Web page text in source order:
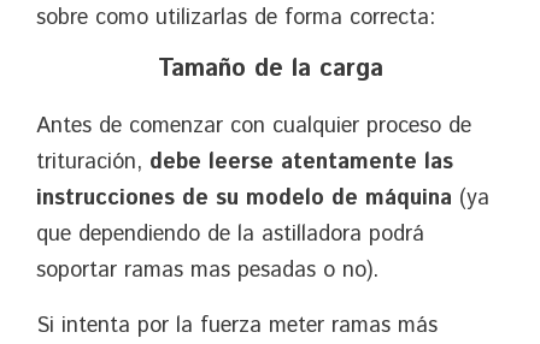
sobre como utilizarlas de forma correcta:
Tamaño de la carga
Antes de comenzar con cualquier proceso de
trituración, debe leerse atentamente las
instrucciones de su modelo de máquina (ya
que dependiendo de la astilladora podrá
soportar ramas mas pesadas o no).
Si intenta por la fuerza meter ramas más